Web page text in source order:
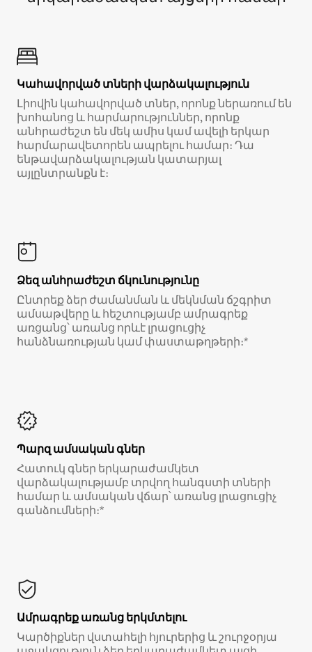
Կահավորված տների վարձակալություն
Լիովին կահավորված տներ, որոնք ներառում են
խոհանոց և հարմարություններ, որոնք
անհրաժեշտ են մեկ ամիս կամ ավելի երկար
հարմարավետորեն ապրելու համար։ Դա
ենթավարձակալության կատարյալ
այլընտրանքն է։
Ձեզ անհրաժեշտ ճկունությունը
Ընտրեք ձեր ժամանման և մեկնման ճշգրիտ
ամսաթվերը և հեշտությամբ ամրագրեք
առցանց՝ առանց որևէ լրացուցիչ
հանձնառության կամ փաստաթղթերի։*
Պարզ ամսական գներ
Հատուկ գներ երկարաժամկետ
վարձակալությամբ տրվող հանգստի տների
համար և ամսական վճար՝ առանց լրացուցիչ
գանձումների։*
Ամրագրեք առանց երկմտելու
Կարծիքներ վստահելի հյուրերից և շուրջօրյա